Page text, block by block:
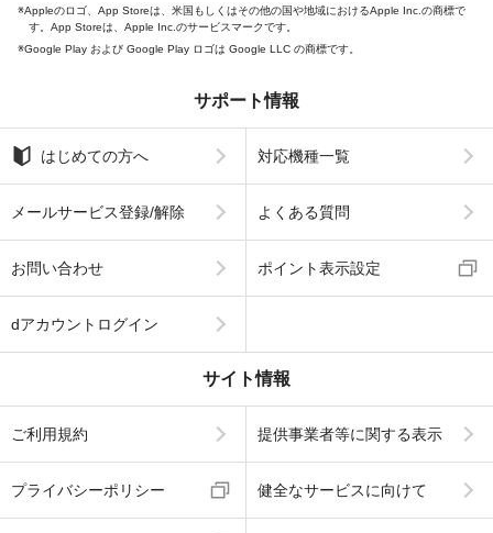
Appleのロゴ、App Storeは、米国もしくはその他の国や地域におけるApple Inc.の商標で
す。App Storeは、Apple Inc.のサービスマークです。
Google Play および Google Play ロゴは Google LLC の商標です。
サポート情報
はじめての方へ 対応機種一覧
メールサービス登録/解除 よくある質問
お問い合わせ ポイント表示設定
dアカウントログイン
サイト情報
ご利用規約 提供事業者等に関する表示
プライバシーポリシー 健全なサービスに向けて